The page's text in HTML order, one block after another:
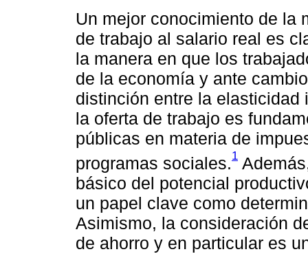
Un mejor conocimiento de la
de trabajo al salario real es
la manera en que los
de la economía y ante
distinción entre la elasticidad
la oferta de trabajo es
públicas en materia de
programas sociales.1
básico del potencial
un papel clave como
Asimismo, la consideración
de ahorro y en particular es